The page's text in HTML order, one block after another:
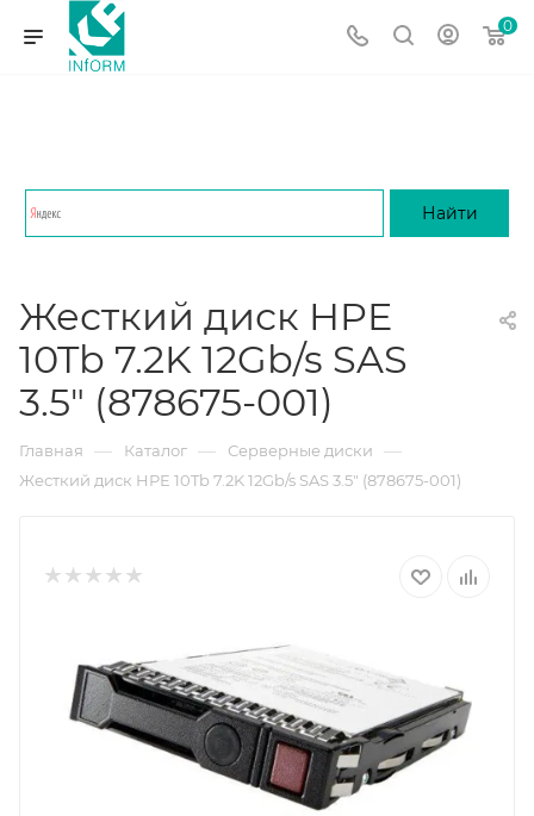
0
Жесткий диск HPE
10Tb 7.2K 12Gb/s SAS
3.5" (878675-001)
Главная — Каталог — Серверные диски —
Жесткий диск HPE 10Tb 7.2K 12Gb/s SAS 3.5" (878675-001)